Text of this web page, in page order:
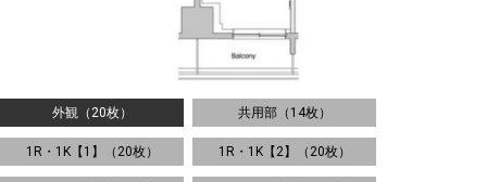
外観（20枚） 共用部（14枚）
1R・1K【1】（20枚） 1R・1K【2】（20枚）